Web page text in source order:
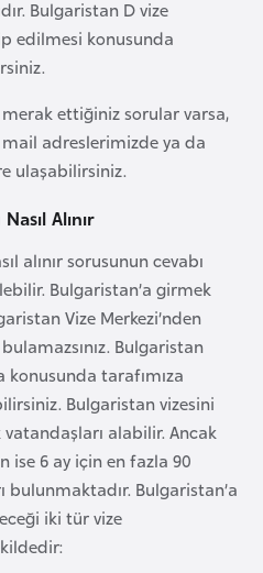
Bulgaristan D vize
edilmesi konusunda
ettiğiniz sorular varsa,
adreslerimizde ya da
ulaşabilirsiniz.
Alınır
alınır sorusunun cevabı
Bulgaristan’a girmek
Vize Merkezi’nden
Bulgaristan
tarafımıza
Bulgaristan vizesini
alabilir. Ancak
ise 6 ay için en fazla 90
Bulgaristan’a
iki tür vize